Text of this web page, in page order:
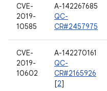
CVE-
2019-
10585
A-142267685
QC-
CR#2457975
CVE-
2019-
10602
A-142270161
QC-
CR#2165926
[2]